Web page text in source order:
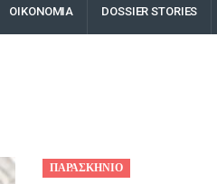
ΟΙΚΟΝΟΜΙΑ DOSSIER STORIES
ΠΑΡΑΣΚΗΝΙΟ